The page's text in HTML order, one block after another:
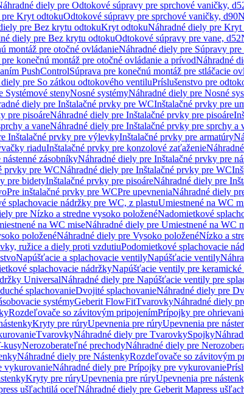
diely pre Odtokové súpravy pre sprchové vaničky,
Kryt odtokuOdtokové súpravy pre sprchové vaničky, d90
pre Bez krytu odtokuKryt odtokuNáhradné diely pre Kryt
diely pre Bez krytu odtokuOdtokové súpravy pre vane, d52
montáž pre otočné ovládanieNáhradné diely pre Súpravy
konečnú montáž pre otočné ovládanie a prívodNáhradné
PushControlSúprava pre konečnú montáž pre stláčacie
pre So zátkou odtokového ventiluPríslušenstvo pre
Systémové stenyNosné systémyNáhradné diely pre Nosné
diely pre Inštalačné prvky pre WCInštalačné prvky pre
pre pisoáreNáhradné diely pre Inštalačné prvky pre pisoáre
a vaneNáhradné diely pre Inštalačné prvky pre sprchy a
Inštalačné prvky pre výlevkyInštalačné prvky pre armatúry
riaduInštalačné prvky pre konzolové zaťaženie
zásobníkyNáhradné diely pre Inštalačné prvky pre
prvky pre WCNáhradné diely pre Inštalačné prvky pre WC
pre bidetyInštalačné prvky pre pisoáreNáhradné diely pre
Pre inštalačné prvky pre WCPre upevneniaNáhradné diely
splachovacie nádržky pre WC, z plastuUmiestnené na WC
pre Nízko a stredne vysoko položenéNadomietkové
na WC miseNáhradné diely pre Umiestnené na WC
položenéNáhradné diely pre Vysoko položenéNízko a
ružice a diely proti vzdutiuPodomietkové splachovacie
Napúšťacie a splachovacie ventilyNapúšťacie ventily
splachovacie nádržkyNapúšťacie ventily pre
UniversalNáhradné diely pre Napúšťacie ventily pre
splachovanieDvojité splachovanieNáhradné diely pre
systémyGeberit FlowFitTvarovkyNáhradné diely
Rozdeľovače so závitovým pripojenímPrípojky pre
Kryty pre rúryUpevnenia pre rúryUpevnenia pre
TvarovkyNáhradné diely pre TvarovkySpojky
kusyNerozoberateľné prechodyNáhradné diely pre
Náhradné diely pre NástenkyRozdeľovače so závitovým
vykurovanieNáhradné diely pre Prípojky pre vykurovanie
Kryty pre rúryUpevnenia pre rúryUpevnenia pre
ušľachtilá oceľNáhradné diely pre Geberit Mapress